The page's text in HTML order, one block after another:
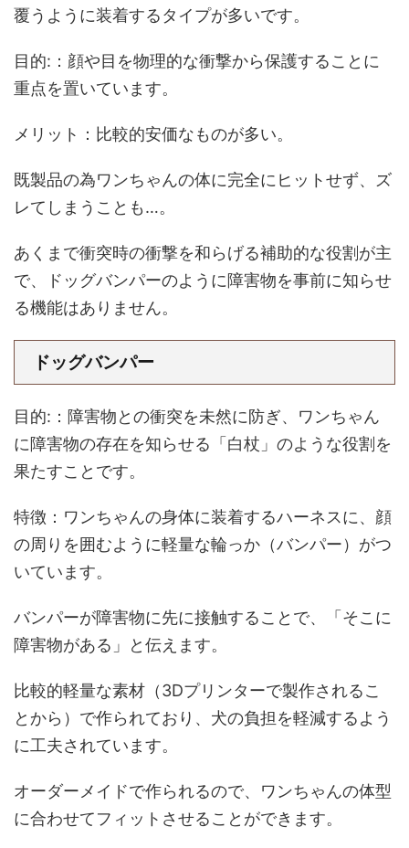
覆うように装着するタイプが多いです。
目的:：顔や目を物理的な衝撃から保護することに
重点を置いています。
メリット：比較的安価なものが多い。
既製品の為ワンちゃんの体に完全にヒットせず、ズ
レてしまうことも…。
あくまで衝突時の衝撃を和らげる補助的な役割が主
で、ドッグバンパーのように障害物を事前に知らせ
る機能はありません。
ドッグバンパー
目的:：障害物との衝突を未然に防ぎ、ワンちゃん
に障害物の存在を知らせる「白杖」のような役割を
果たすことです。
特徴：ワンちゃんの身体に装着するハーネスに、顔
の周りを囲むように軽量な輪っか（バンパー）がつ
いています。
バンパーが障害物に先に接触することで、「そこに
障害物がある」と伝えます。
比較的軽量な素材（3Dプリンターで製作されるこ
とから）で作られており、犬の負担を軽減するよう
に工夫されています。
オーダーメイドで作られるので、ワンちゃんの体型
に合わせてフィットさせることができます。